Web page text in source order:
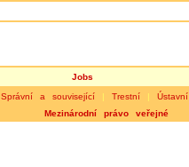
Jobs
Správní a související | Trestní | Ústavní
Mezinárodní právo veřejné